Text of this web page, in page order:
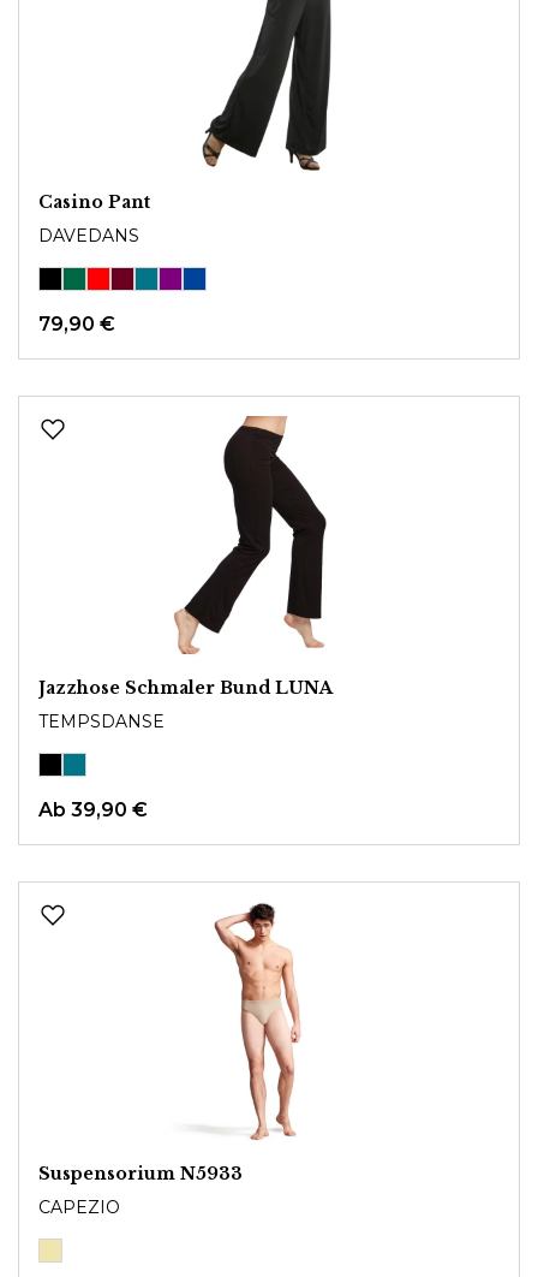
Casino Pant
DAVEDANS
79,90 €
Jazzhose Schmaler Bund LUNA
TEMPSDANSE
Ab 39,90 €
Suspensorium N5933
CAPEZIO